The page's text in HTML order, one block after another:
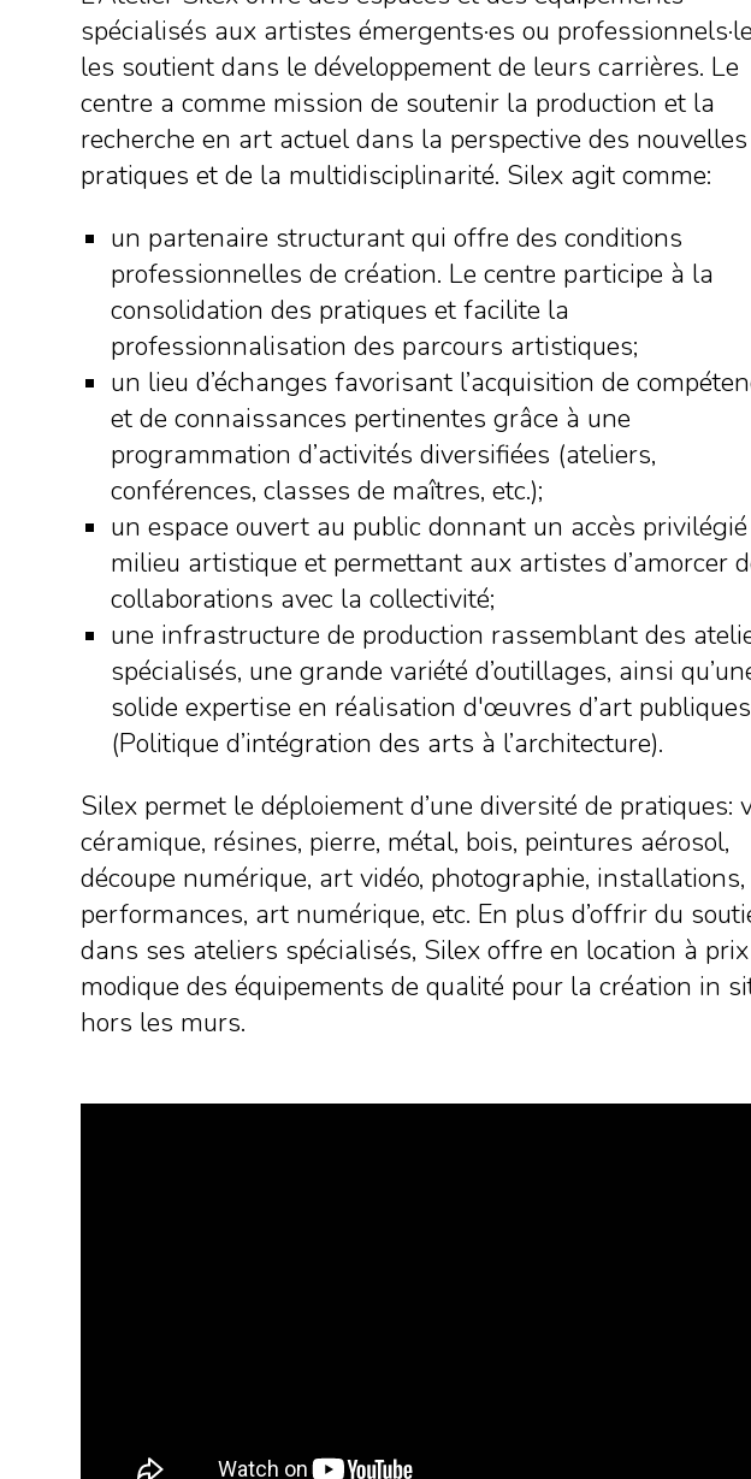
spécialisés aux artistes émergents·es ou
les soutient dans le développement de leurs carrières. Le
centre a comme mission de soutenir la production et la
recherche en art actuel dans la perspective des nouvelles
pratiques et de la multidisciplinarité. Silex agit comme:
un partenaire structurant qui offre des conditions
professionnelles de création. Le centre participe à la
consolidation des pratiques et facilite la
professionnalisation des parcours artistiques;
un lieu d’échanges favorisant l’acquisition de
et de connaissances pertinentes grâce à une
programmation d’activités diversifiées (ateliers,
conférences, classes de maîtres, etc.);
un espace ouvert au public donnant un accès
milieu artistique et permettant aux artistes d’amorcer
collaborations avec la collectivité;
une infrastructure de production rassemblant des
spécialisés, une grande variété d’outillages, ainsi
solide expertise en réalisation d'œuvres d’art publiques
(Politique d’intégration des arts à l’architecture).
Silex permet le déploiement d’une diversité de pratiques:
céramique, résines, pierre, métal, bois, peintures aérosol,
découpe numérique, art vidéo, photographie, installations,
performances, art numérique, etc. En plus d’offrir du
dans ses ateliers spécialisés, Silex offre en location à prix
modique des équipements de qualité pour la création in
hors les murs.